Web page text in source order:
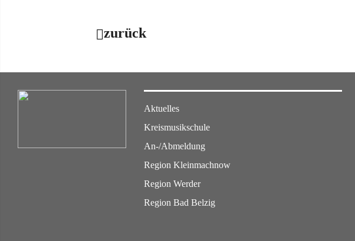
zurück
Aktuelles
Kreismusikschule
An-/Abmeldung
Region Kleinmachnow
Region Werder
Region Bad Belzig